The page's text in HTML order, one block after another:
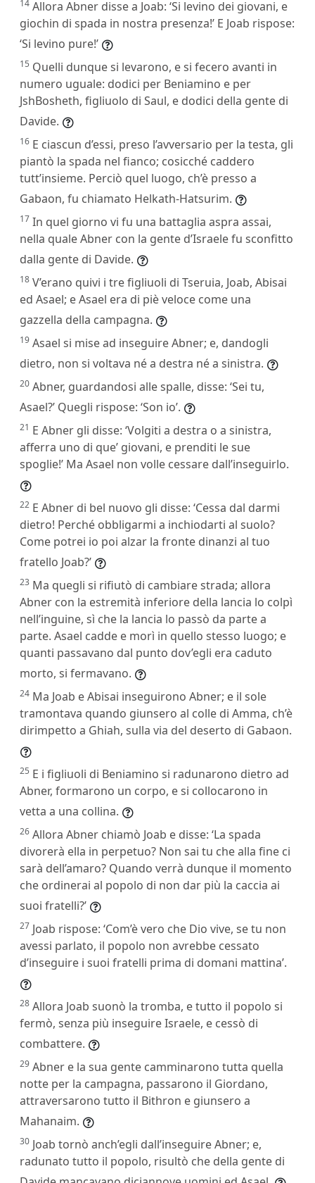
14 Allora Abner disse a Joab: ‘Si levino dei giovani, e
giochin di spada in nostra presenza!’ E Joab rispose:
‘Si levino pure!’
15 Quelli dunque si levarono, e si fecero avanti in
numero uguale: dodici per Beniamino e per
JshBosheth, figliuolo di Saul, e dodici della gente di
Davide.
16 E ciascun d’essi, preso l’avversario per la testa, gli
piantò la spada nel fianco; cosicché caddero
tutt’insieme. Perciò quel luogo, ch’è presso a
Gabaon, fu chiamato Helkath-Hatsurim.
17 In quel giorno vi fu una battaglia aspra assai,
nella quale Abner con la gente d’Israele fu sconfitto
dalla gente di Davide.
18 V’erano quivi i tre figliuoli di Tseruia, Joab, Abisai
ed Asael; e Asael era di piè veloce come una
gazzella della campagna.
19 Asael si mise ad inseguire Abner; e, dandogli
dietro, non si voltava né a destra né a sinistra.
20 Abner, guardandosi alle spalle, disse: ‘Sei tu,
Asael?’ Quegli rispose: ‘Son io’.
21 E Abner gli disse: ‘Volgiti a destra o a sinistra,
afferra uno di que’ giovani, e prenditi le sue
spoglie!’ Ma Asael non volle cessare dall’inseguirlo.
22 E Abner di bel nuovo gli disse: ‘Cessa dal darmi
dietro! Perché obbligarmi a inchiodarti al suolo?
Come potrei io poi alzar la fronte dinanzi al tuo
fratello Joab?’
23 Ma quegli si rifiutò di cambiare strada; allora
Abner con la estremità inferiore della lancia lo colpì
nell’inguine, sì che la lancia lo passò da parte a
parte. Asael cadde e morì in quello stesso luogo; e
quanti passavano dal punto dov’egli era caduto
morto, si fermavano.
24 Ma Joab e Abisai inseguirono Abner; e il sole
tramontava quando giunsero al colle di Amma, ch’è
dirimpetto a Ghiah, sulla via del deserto di Gabaon.
25 E i figliuoli di Beniamino si radunarono dietro ad
Abner, formarono un corpo, e si collocarono in
vetta a una collina.
26 Allora Abner chiamò Joab e disse: ‘La spada
divorerà ella in perpetuo? Non sai tu che alla fine ci
sarà dell’amaro? Quando verrà dunque il momento
che ordinerai al popolo di non dar più la caccia ai
suoi fratelli?’
27 Joab rispose: ‘Com’è vero che Dio vive, se tu non
avessi parlato, il popolo non avrebbe cessato
d’inseguire i suoi fratelli prima di domani mattina’.
28 Allora Joab suonò la tromba, e tutto il popolo si
fermò, senza più inseguire Israele, e cessò di
combattere.
29 Abner e la sua gente camminarono tutta quella
notte per la campagna, passarono il Giordano,
attraversarono tutto il Bithron e giunsero a
Mahanaim.
30 Joab tornò anch’egli dall’inseguire Abner; e,
radunato tutto il popolo, risultò che della gente di